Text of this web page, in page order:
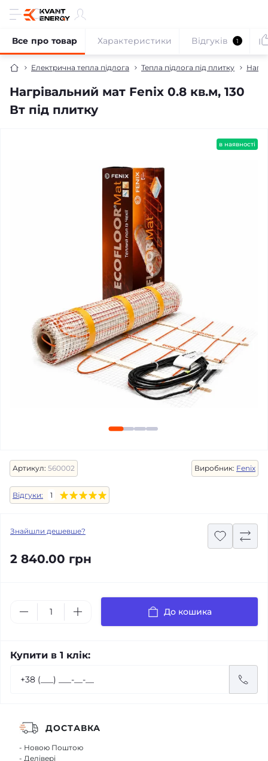
Електрична тепла підлога Тепла підлога під плитку
Нагрівальний мат Fenix 0.8 кв.м, 130
Вт під плитку
Все про товар Характеристики Відгуків 1
в наявності
Артикул: 560002 Виробник: Fenix
Відгуки: 1
Знайшли дешевше?
2 840.00 грн
До кошика
Купити в 1 клік:
ДОСТАВКА
- Новою Поштою
- Делівері